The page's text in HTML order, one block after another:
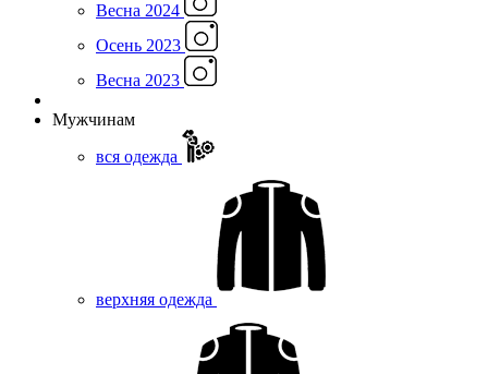
Весна 2024
Осень 2023
Весна 2023
Мужчинам
вся одежда
верхняя одежда